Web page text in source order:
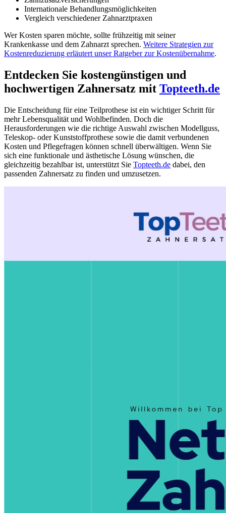
Internationale Behandlungsmöglichkeiten
Vergleich verschiedener Zahnarztpraxen
Wer Kosten sparen möchte, sollte frühzeitig mit seiner
Krankenkasse und dem Zahnarzt sprechen. Weitere Strategien zur
Kostenreduzierung erläutert unser Ratgeber zur Kostenübernahme.
Entdecken Sie kostengünstigen und
hochwertigen Zahnersatz mit Topteeth.de
Die Entscheidung für eine Teilprothese ist ein wichtiger Schritt für
mehr Lebensqualität und Wohlbefinden. Doch die
Herausforderungen wie die richtige Auswahl zwischen Modellguss,
Teleskop- oder Kunststoffprothese sowie die damit verbundenen
Kosten und Pflegefragen können schnell überwältigen. Wenn Sie
sich eine funktionale und ästhetische Lösung wünschen, die
gleichzeitig bezahlbar ist, unterstützt Sie Topteeth.de dabei, den
passenden Zahnersatz zu finden und umzusetzen.